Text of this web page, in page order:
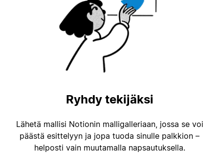
Ryhdy tekijäksi
Lähetä mallisi Notionin malligalleriaan, jossa se voi
päästä esittelyyn ja jopa tuoda sinulle palkkion –
helposti vain muutamalla napsautuksella.